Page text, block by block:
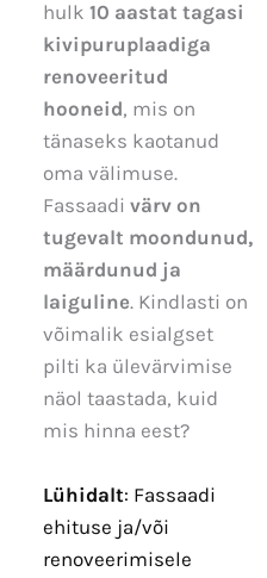
hulk 10 aastat tagasi
kivipuruplaadiga
renoveeritud
hooneid, mis on
tänaseks kaotanud
oma välimuse.
Fassaadivärv on
tugevalt moondunud,
määrdunud ja
laiguline. Kindlasti on
võimalik esialgset
pilti ka ülevärvimise
näol taastada, kuid
mis hinna eest?
Lühidalt: Fassaadi
ehituse ja/või
renoveerimisele